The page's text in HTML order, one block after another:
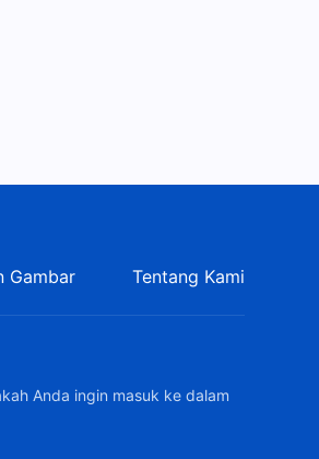
Gambar Tentang Kami
Anda ingin masuk ke dalam